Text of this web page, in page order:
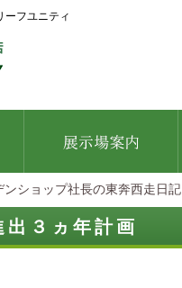
ーフユニティ
ンショップ社長の東奔西走日記
出３ヵ年計画